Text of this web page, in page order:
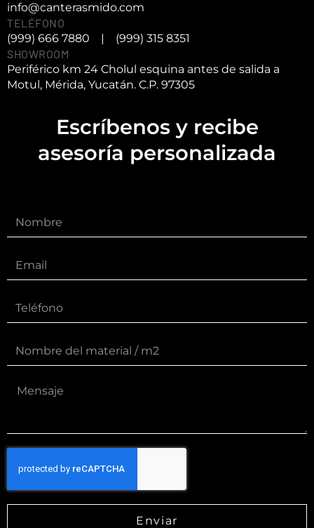
info@canterasmido.com
TELÉFONO
(999) 666 7880
|
(999) 315 8351
SHOWROOM
Periférico km 24 Cholul esquina antes de salida a
Motul, Mérida, Yucatán. C.P. 97305
Escríbenos y recibe
asesoría personalizada
Enviar